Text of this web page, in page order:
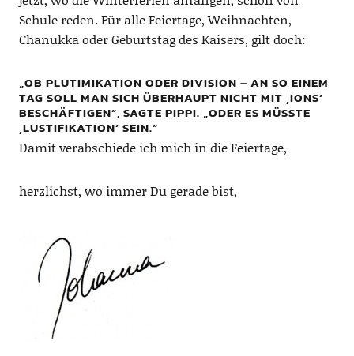
Schule reden. Für alle Feiertage, Weihnachten,
Chanukka oder Geburtstag des Kaisers, gilt doch:
„OB PLUTIMIKATION ODER DIVISION – AN SO EINEM
TAG SOLL MAN SICH ÜBERHAUPT NICHT MIT ‚IONS‘
BESCHÄFTIGEN“, SAGTE PIPPI. „ODER ES MÜSSTE
‚LUSTIFIKATION‘ SEIN.“
Damit verabschiede ich mich in die Feiertage,
herzlichst, wo immer Du gerade bist,